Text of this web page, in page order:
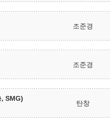
조준경
조준경
SMG)
탄창